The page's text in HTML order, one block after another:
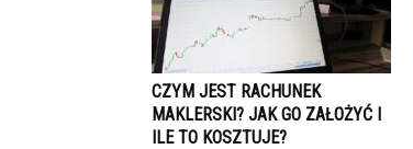
CZYM JEST RACHUNEK
MAKLERSKI? JAK GO ZAŁOŻYĆ I
ILE TO KOSZTUJE?